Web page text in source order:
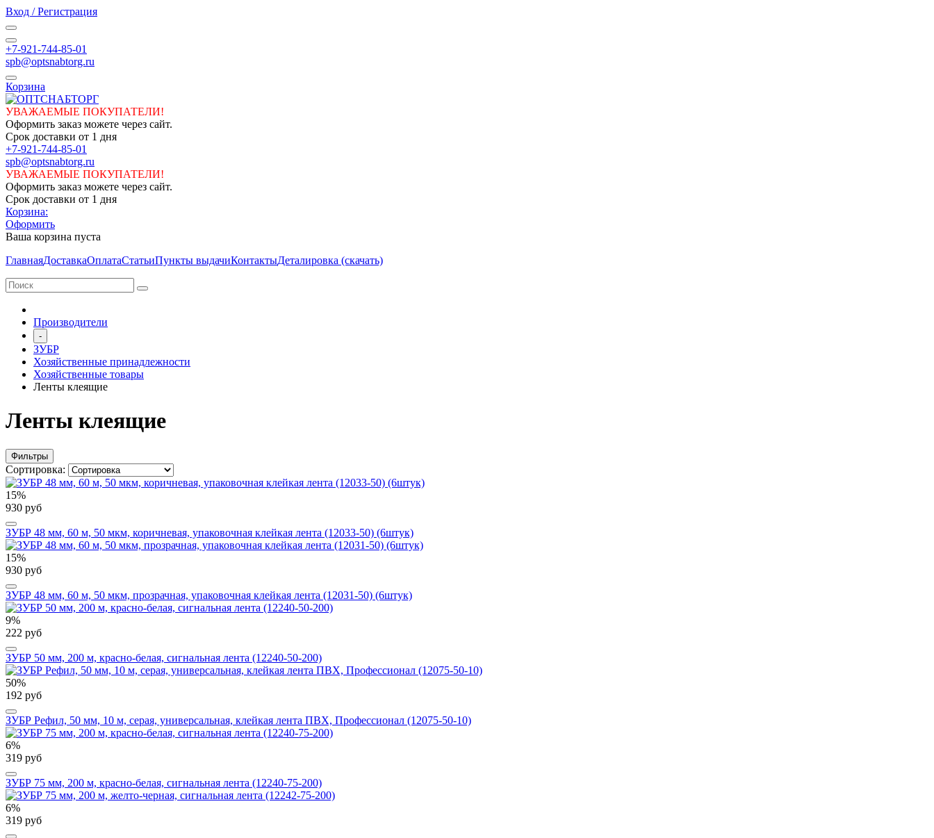
Вход / Регистрация
+7-921-744-85-01
spb@optsnabtorg.ru
Корзина
УВАЖАЕМЫЕ ПОКУПАТЕЛИ!
Оформить заказ можете через сайт.
Срок доставки от 1 дня
+7-921-744-85-01
spb@optsnabtorg.ru
УВАЖАЕМЫЕ ПОКУПАТЕЛИ!
Оформить заказ можете через сайт.
Срок доставки от 1 дня
Корзина:
Оформить
Ваша корзина пуста
ГлавнаяДоставкаОплатаСтатьиПункты выдачиКонтактыДеталировка (скачать)
Производители
-
ЗУБР
Хозяйственные принадлежности
Хозяйственные товары
Ленты клеящие
Ленты клеящие
Фильтры
Сортировка:
15%
930 руб
ЗУБР 48 мм, 60 м, 50 мкм, коричневая, упаковочная клейкая лента (12033-50) (6штук)
15%
930 руб
ЗУБР 48 мм, 60 м, 50 мкм, прозрачная, упаковочная клейкая лента (12031-50) (6штук)
9%
222 руб
ЗУБР 50 мм, 200 м, красно-белая, сигнальная лента (12240-50-200)
50%
192 руб
ЗУБР Рефил, 50 мм, 10 м, серая, универсальная, клейкая лента ПВХ, Профессионал (12075-50-10)
6%
319 руб
ЗУБР 75 мм, 200 м, красно-белая, сигнальная лента (12240-75-200)
6%
319 руб